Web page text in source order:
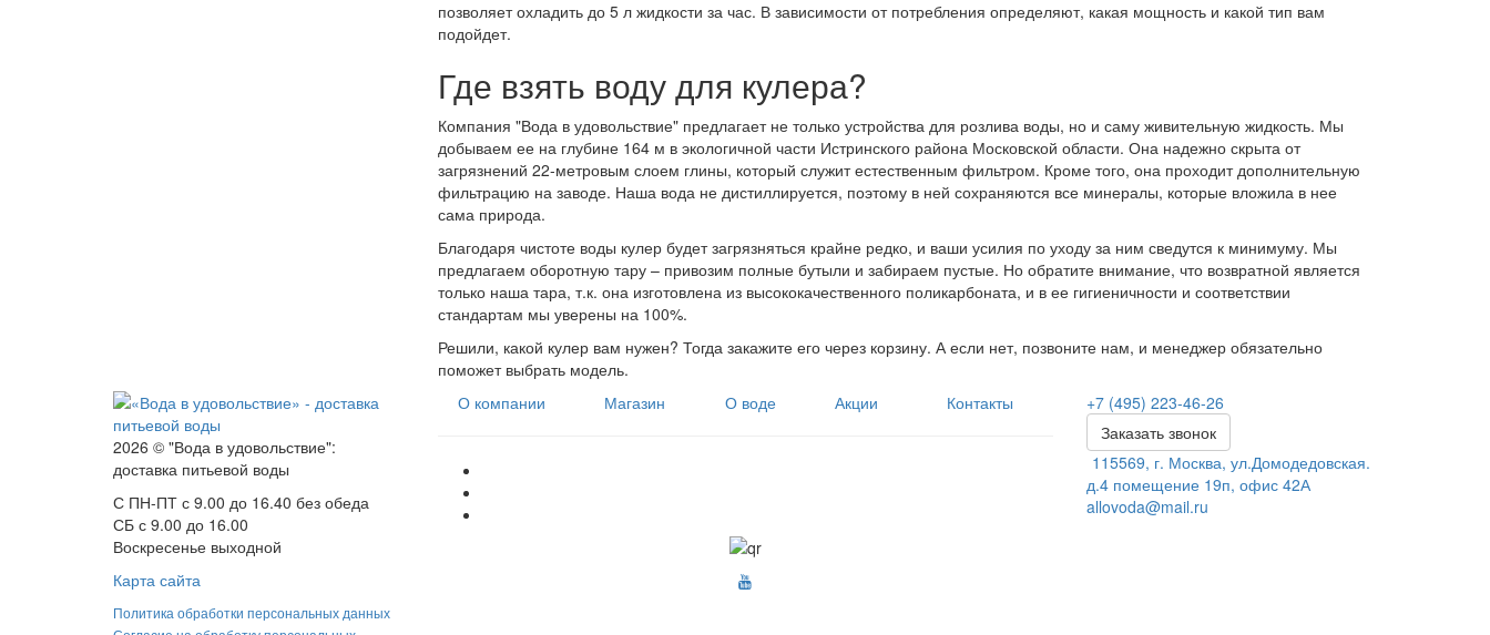
позволяет охладить до 5 л жидкости за час. В зависимости от потребления определяют, какая мощность и какой тип вам
подойдет.
Где взять воду для кулера?
Компания "Вода в удовольствие" предлагает не только устройства для розлива воды, но и саму живительную жидкость. Мы
добываем ее на глубине 164 м в экологичной части Истринского района Московской области. Она надежно скрыта от
загрязнений 22-метровым слоем глины, который служит естественным фильтром. Кроме того, она проходит дополнительную
фильтрацию на заводе. Наша вода не дистиллируется, поэтому в ней сохраняются все минералы, которые вложила в нее
сама природа.
Благодаря чистоте воды кулер будет загрязняться крайне редко, и ваши усилия по уходу за ним сведутся к минимуму. Мы
предлагаем оборотную тару – привозим полные бутыли и забираем пустые. Но обратите внимание, что возвратной является
только наша тара, т.к. она изготовлена из высококачественного поликарбоната, и в ее гигиеничности и соответствии
стандартам мы уверены на 100%.
Решили, какой кулер вам нужен? Тогда закажите его через корзину. А если нет, позвоните нам, и менеджер обязательно
поможет выбрать модель.
2026 © "Вода в удовольствие":
доставка питьевой воды
С ПН-ПТ с 9.00 до 16.40 без обеда
СБ с 9.00 до 16.00
Воскресенье выходной
Карта сайта
Политика обработки персональных данных
О компании Магазин О воде Акции Контакты
+7 (495) 223-46-26
Заказать звонок
115569, г. Москва, ул.Домодедовская.
д.4 помещение 19п, офис 42А
allovoda@mail.ru